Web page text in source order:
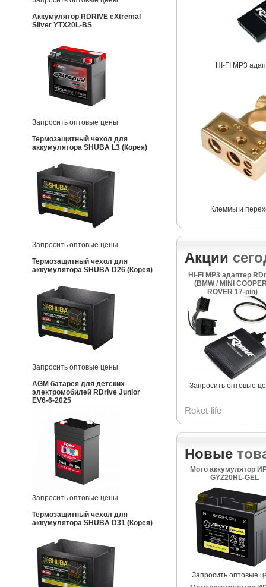
Аккумулятор RDRIVE eXtremal
Silver YTX20L-BS
Запросить оптовые цены
Термозащитный чехол для
аккумулятора SHUBA L3 (Корея)
Запросить оптовые цены
Термозащитный чехол для
аккумулятора SHUBA D26 (Корея)
Запросить оптовые цены
AGM батарея для детских
электромобилей RDrive Junior
EV6-6-2025
Запросить оптовые цены
Термозащитный чехол для
аккумулятора SHUBA D31 (Корея)
HI-FI MP3
Клеммы и
Акции
Hi-Fi MP3 адаптер
(BMW / MINI
ROVER 17-pin)
Запросить оптовые
Roket-life
Новые
Мото аккумулятор
GYZ20HL-GEL
Запросить оптовые